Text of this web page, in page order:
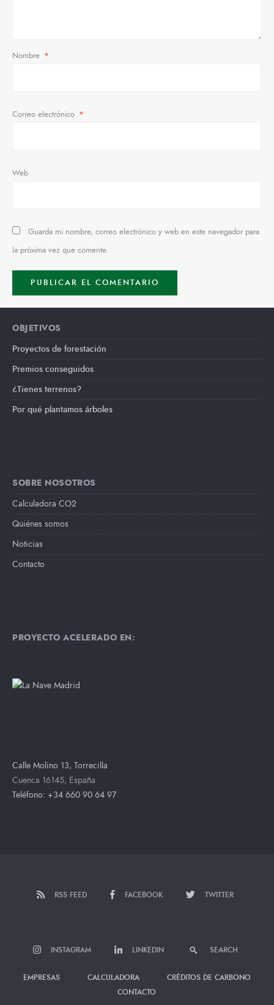
Nombre *
Correo electrónico *
Web
Guarda mi nombre, correo electrónico y web en este navegador para
la próxima vez que comente.
OBJETIVOS
Proyectos de forestación
Premios conseguidos
¿Tienes terrenos?
Por qué plantamos árboles
SOBRE NOSOTROS
Calculadora CO2
Quiénes somos
Noticias
Contacto
PROYECTO ACELERADO EN:
Calle Molino 13, Torrecilla
Cuenca 16145, España
Teléfono: +34 660 90 64 97
RSS FEED FACEBOOK TWITTER
INSTAGRAM LINKEDIN SEARCH
EMPRESAS CALCULADORA
CRÉDITOS DE CARBONO
CONTACTO